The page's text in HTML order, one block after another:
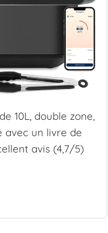
10L, double zone,
avec un livre de
avis (4,7/5)